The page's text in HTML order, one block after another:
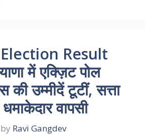
Result
में एक्ज़िट पोल
उम्मीदें टूटीं, सत्ता
वापसी
by Ravi Gangdev